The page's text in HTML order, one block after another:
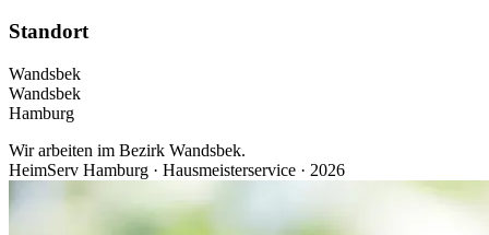
Standort
Wandsbek
Wandsbek
Hamburg
Wir arbeiten im Bezirk Wandsbek.
HeimServ Hamburg · Hausmeisterservice · 2026